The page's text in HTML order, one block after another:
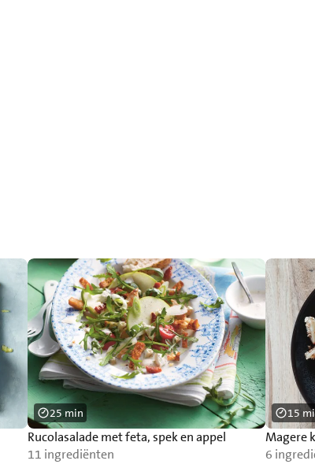
Rucolasalade met feta, spek en appel
11 ingrediënten
25 min
Magere
6
15